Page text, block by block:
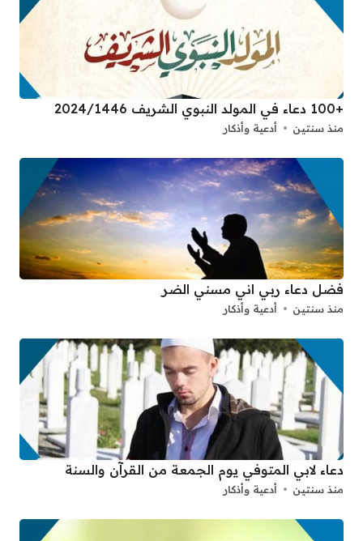
+100 دعاء في المولد النبوي الشريف 2024/1446
منذ سنتين أدعية وأذكار
فضل دعاء ربي اني مسني الضر
منذ سنتين أدعية وأذكار
دعاء لابي المتوفي يوم الجمعة من القرآن والسنة
منذ سنتين أدعية وأذكار